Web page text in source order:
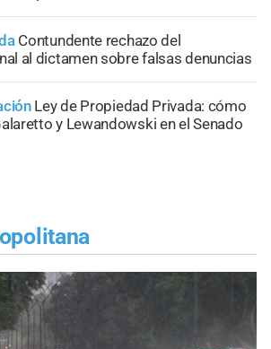
Contundente rechazo del
al dictamen sobre falsas denuncias
Ley de Propiedad Privada: cómo
y Lewandowski en el Senado